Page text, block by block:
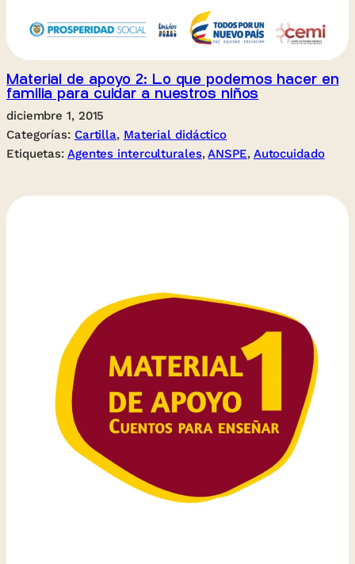
Material de apoyo 2: Lo que podemos hacer en
familia para cuidar a nuestros niños
diciembre 1, 2015
Categorías: Cartilla, Material didáctico
Etiquetas: Agentes interculturales, ANSPE, Autocuidado